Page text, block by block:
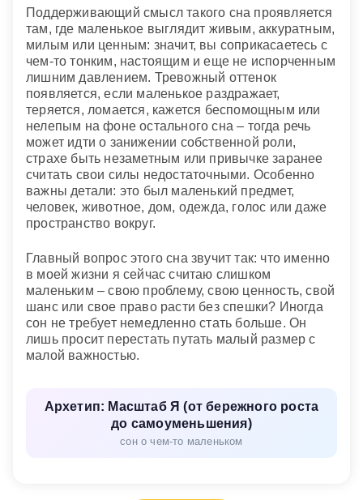
Поддерживающий смысл такого сна проявляется
там, где маленькое выглядит живым, аккуратным,
милым или ценным: значит, вы соприкасаетесь с
чем-то тонким, настоящим и еще не испорченным
лишним давлением. Тревожный оттенок
появляется, если маленькое раздражает,
теряется, ломается, кажется беспомощным или
нелепым на фоне остального сна – тогда речь
может идти о занижении собственной роли,
страхе быть незаметным или привычке заранее
считать свои силы недостаточными. Особенно
важны детали: это был маленький предмет,
человек, животное, дом, одежда, голос или даже
пространство вокруг.
Главный вопрос этого сна звучит так: что именно
в моей жизни я сейчас считаю слишком
маленьким – свою проблему, свою ценность, свой
шанс или свое право расти без спешки? Иногда
сон не требует немедленно стать больше. Он
лишь просит перестать путать малый размер с
малой важностью.
Архетип: Масштаб Я (от бережного роста
до самоуменьшения)
сон о чем-то маленьком